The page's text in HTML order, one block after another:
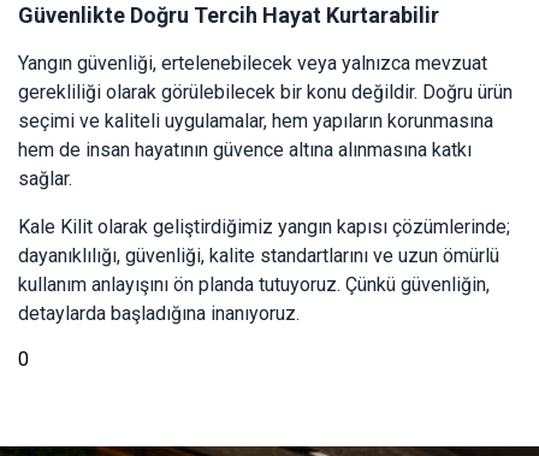
Güvenlikte Doğru Tercih Hayat Kurtarabilir
Yangın güvenliği, ertelenebilecek veya yalnızca mevzuat
gerekliliği olarak görülebilecek bir konu değildir. Doğru ürün
seçimi ve kaliteli uygulamalar, hem yapıların korunmasına
hem de insan hayatının güvence altına alınmasına katkı
sağlar.
Kale Kilit olarak geliştirdiğimiz yangın kapısı çözümlerinde;
dayanıklılığı, güvenliği, kalite standartlarını ve uzun ömürlü
kullanım anlayışını ön planda tutuyoruz. Çünkü güvenliğin,
detaylarda başladığına inanıyoruz.
0